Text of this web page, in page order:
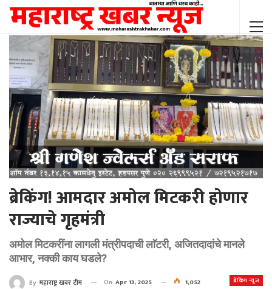
ब्रेकिंग! आमदार अमोल मिटकरी होणार
राज्याचे गृहमंत्री
अमोल मिटकरींना लागली मंत्रीपदाची लाॅटरी, अजितदादांचे मानले
आभार, नक्की काय घडले?
ब्रेकिंग न्यूज
By महाराष्ट्र खबर टीम On Apr 13, 2025 1,052